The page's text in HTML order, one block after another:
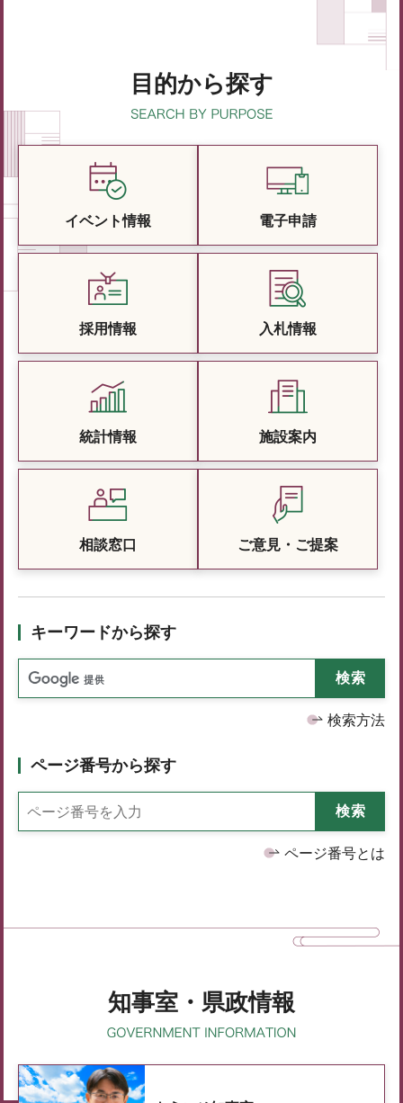
目的から探す
イベント情報 電子申請
採用情報 入札情報
統計情報 施設案内
相談窓口 ご意見・ご提案
キーワードから探す
検索方法
ページ番号から探す
ページ番号とは
知事室・県政情報